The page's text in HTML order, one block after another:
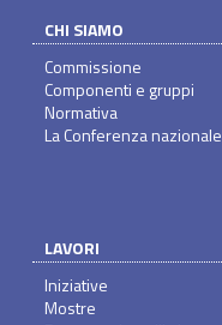
CHI SIAMO
Commissione
Componenti e gruppi
Normativa
La Conferenza nazionale
LAVORI
Iniziative
Mostre